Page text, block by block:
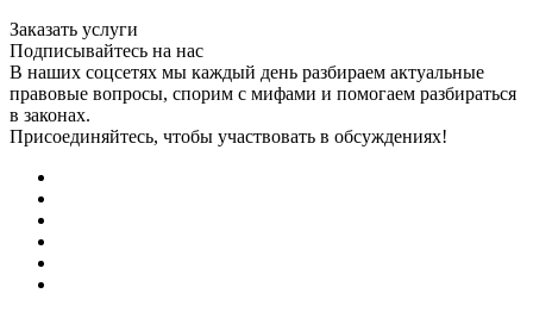
Заказать услуги
Подписывайтесь на нас
В наших соцсетях мы каждый день разбираем актуальные
правовые вопросы, спорим с мифами и помогаем разбираться
в законах.
Присоединяйтесь, чтобы участвовать в обсуждениях!